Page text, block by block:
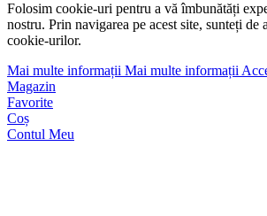
Folosim cookie-uri pentru a vă îmbunătăți
nostru. Prin navigarea pe acest site, sunteți de
cookie-urilor.
Mai multe informații Mai multe informații
Magazin
Favorite
Coș
Contul Meu